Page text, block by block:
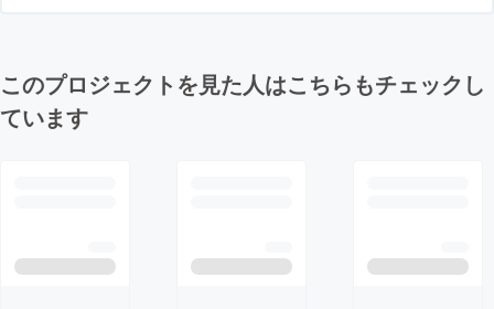
このプロジェクトを見た人はこちらもチェックし
ています